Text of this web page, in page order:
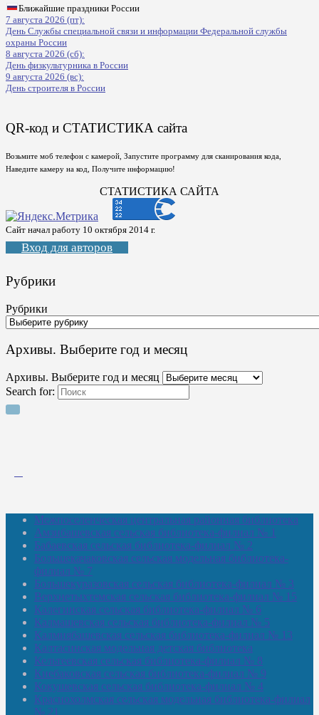
Ближайшие праздники России
7 августа 2026 (пт):
День Службы специальной связи и информации Федеральной службы
охраны России
8 августа 2026 (сб):
День физкультурника в России
9 августа 2026 (вс):
День строителя в России
QR-код и СТАТИСТИКА сайта
Возьмите моб телефон с камерой, Запустите программу для сканирования кода,
Наведите камеру на код, Получите информацию!
СТАТИСТИКА САЙТА
Сайт начал работу 10 октября 2014 г.
Вход для авторов
Рубрики
Рубрики
Архивы. Выберите год и месяц
Архивы. Выберите год и месяц
Search for:
Межпоселенческая центральная районная библиотека
Амзибашевская сельская библиотека-филиал № 1
Бабаевская сельская библиотека-филиал № 2
Большекачаковская сельская модельная библиотека-
филиал № 7
Большекуразовская сельская библиотека-филиал № 3
Верхнетыхтемская сельская библиотека-филиал № 15
Калегинская сельская библиотека-филиал № 6
Калмашевская сельская библиотека-филиал № 5
Калмиябашевская сельская библиотека-филиал № 13
Калтасинская модельная детская библиотека
Кельтеевская сельская библиотека-филиал № 8
Киебаковская сельская библиотека-филиал № 9
Кокушевская сельская библиотека-филиал № 4
Краснохолмская сельская модельная библиотека-филиал
№ 21